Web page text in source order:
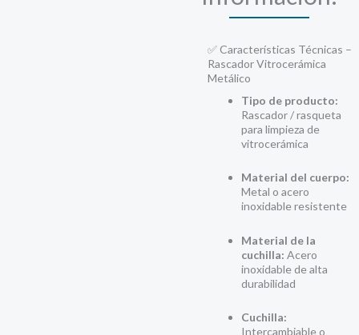
✅ Características Técnicas –
Rascador Vitrocerámica
Metálico
Tipo de producto:
Rascador / rasqueta
para limpieza de
vitrocerámica
Material del cuerpo:
Metal o acero
inoxidable resistente
Material de la
cuchilla: Acero
inoxidable de alta
durabilidad
Cuchilla:
Intercambiable o